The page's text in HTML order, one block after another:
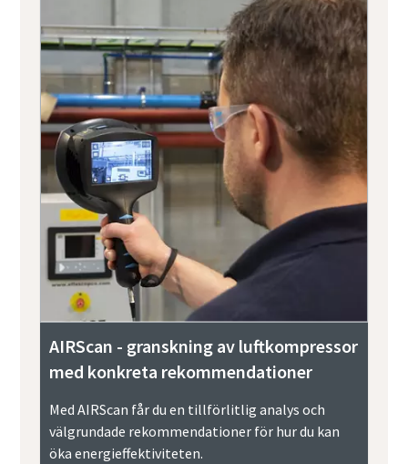
AIRScan - granskning av luftkompressor
med konkreta rekommendationer
Med AIRScan får du en tillförlitlig analys och
välgrundade rekommendationer för hur du kan
öka energieffektiviteten.